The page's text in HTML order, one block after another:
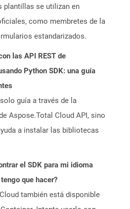
plantillas se utilizan en
como membretes de la
estandarizados.
las API REST de
Python SDK: una guía
guía a través de la
Aspose.Total Cloud API, sino
a instalar las bibliotecas
el SDK para mi idioma
que hacer?
también está disponible